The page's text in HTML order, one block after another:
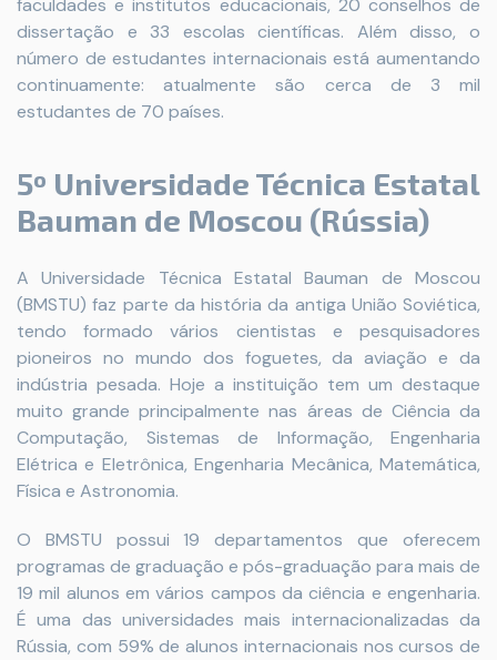
faculdades e institutos educacionais, 20 conselhos de
dissertação e 33 escolas científicas. Além disso, o
número de estudantes internacionais está aumentando
continuamente: atualmente são cerca de 3 mil
estudantes de 70 países.
5º Universidade Técnica Estatal
Bauman de Moscou (Rússia)
A Universidade Técnica Estatal Bauman de Moscou
(BMSTU) faz parte da história da antiga União Soviética,
tendo formado vários cientistas e pesquisadores
pioneiros no mundo dos foguetes, da aviação e da
indústria pesada. Hoje a instituição tem um destaque
muito grande principalmente nas áreas de Ciência da
Computação, Sistemas de Informação, Engenharia
Elétrica e Eletrônica, Engenharia Mecânica, Matemática,
Física e Astronomia.
O BMSTU possui 19 departamentos que oferecem
programas de graduação e pós-graduação para mais de
19 mil alunos em vários campos da ciência e engenharia.
É uma das universidades mais internacionalizadas da
Rússia, com 59% de alunos internacionais nos cursos de